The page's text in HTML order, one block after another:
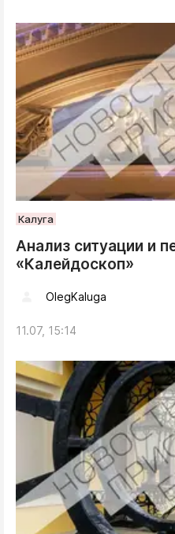
Калуга
Анализ ситуации и
«Калейдоскоп»
OlegKaluga
11.07, 15:14